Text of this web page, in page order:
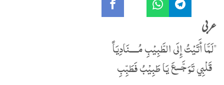
عربی
"لَمَّا أَتَيْتُ إِلَى الطَّبِيْبِ مُــــنَادِيَاً
قَلْبِي تَوَجَّــعَ يَا طَبِيْبُ فَطَبِّبِ